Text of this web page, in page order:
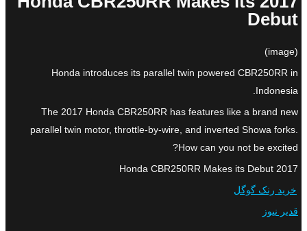
Debut
(image)
Honda introduces its parallel twin powered CBR250RR in
Indonesia.
The 2017 Honda CBR250RR has features like a brand new
parallel twin motor, throttle-by-wire, and inverted Showa forks.
How can you not be excited?
2017 Honda CBR250RR Makes its Debut
خرید رنک گوگل
قدیر نیوز